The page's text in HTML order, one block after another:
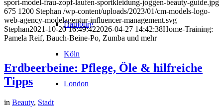
Hamburg
Köln
London
sport-model-frau-zopf-laufen-sportkleidung-joggen-beauty-guide.jpg
675 1200 Stephan /wp-content/uploads/2023/01/cm-models-logo-
web-agency-modelagentur-influencer-management.svg
Stephan2021-10-20 16:49:422026-04-27 14:42:38Home-Training:
Pamela Reif, Bauch-Beine-Po, Zumba und mehr
Erdbeerbeine: Pflege, Öle & hilfreiche
Tipps
in Beauty, Stadt